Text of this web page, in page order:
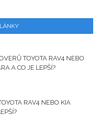
TOYOTA RAV4 NEBO
A CO JE LEPŠÍ?
RAV4 NEBO KIA